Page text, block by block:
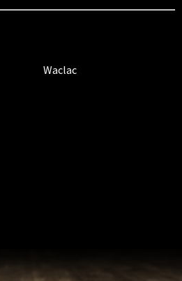
Waclac